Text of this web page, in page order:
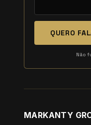
QUERO
Não
MARKANTY